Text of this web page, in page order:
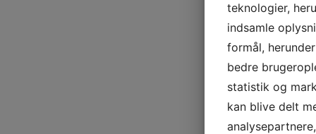
teknologier,
indsamle
formål,
bedre
statistik og
kan blive delt